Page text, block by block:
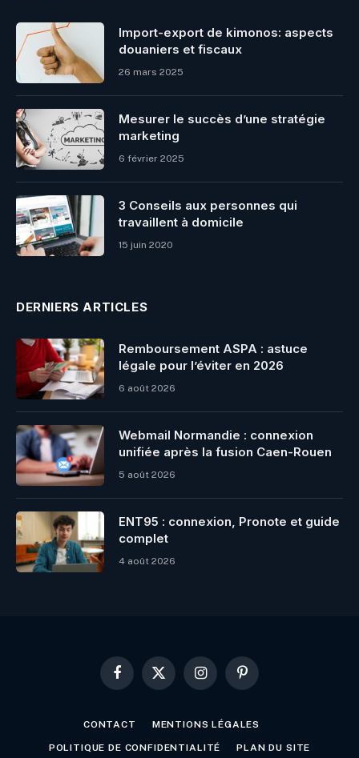
Import-export de kimonos: aspects
douaniers et fiscaux
26 mars 2025
Mesurer le succès d’une stratégie
marketing
6 février 2025
3 Conseils aux personnes qui
travaillent à domicile
15 juin 2020
DERNIERS ARTICLES
Remboursement ASPA : astuce
légale pour l’éviter en 2026
6 août 2026
Webmail Normandie : connexion
unifiée après la fusion Caen-Rouen
5 août 2026
ENT95 : connexion, Pronote et guide
complet
4 août 2026
Facebook
X
InstagramPinterest
CONTACT MENTIONS LÉGALES
POLITIQUE DE CONFIDENTIALITÉ PLAN DU SITE